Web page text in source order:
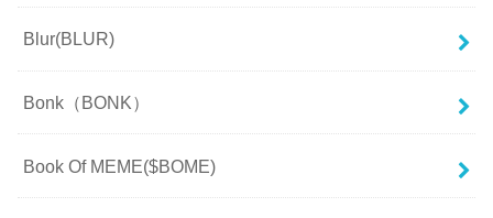
Blur(BLUR)
Bonk（BONK）
Book Of MEME($BOME)